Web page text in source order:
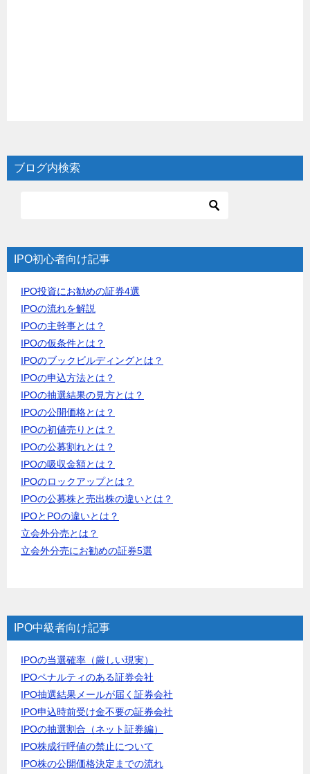
ブログ内検索
IPO初心者向け記事
IPO投資にお勧めの証券4選
IPOの流れを解説
IPOの主幹事とは？
IPOの仮条件とは？
IPOのブックビルディングとは？
IPOの申込方法とは？
IPOの抽選結果の見方とは？
IPOの公開価格とは？
IPOの初値売りとは？
IPOの公募割れとは？
IPOの吸収金額とは？
IPOのロックアップとは？
IPOの公募株と売出株の違いとは？
IPOとPOの違いとは？
立会外分売とは？
立会外分売にお勧めの証券5選
IPO中級者向け記事
IPOの当選確率（厳しい現実）
IPOペナルティのある証券会社
IPO抽選結果メールが届く証券会社
IPO申込時前受け金不要の証券会社
IPOの抽選割合（ネット証券編）
IPO株成行呼値の禁止について
IPO株の公開価格決定までの流れ